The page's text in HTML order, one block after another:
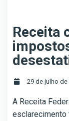
Receita
29 de julho de
A Receita
esclarecimento